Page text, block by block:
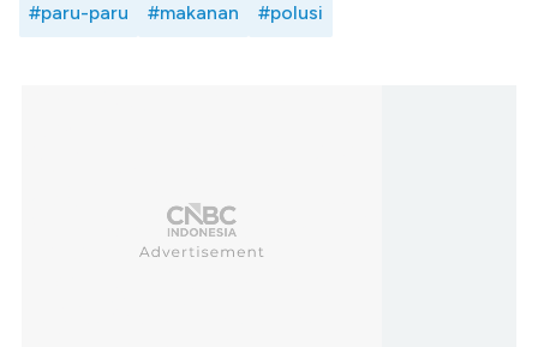
#paru-paru #makanan #polusi